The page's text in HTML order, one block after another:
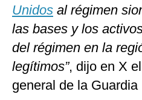
Unidos al régimen
las bases y los
del régimen en la
legítimos”, dijo en X
general de la